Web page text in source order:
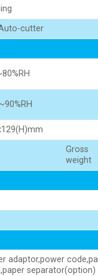
cutter
Gross
weight
adaptor,power
separator(option)